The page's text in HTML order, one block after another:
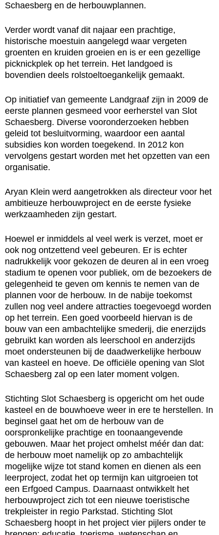
Schaesberg en de herbouwplannen.
Verder wordt vanaf dit najaar een prachtige,
historische moestuin aangelegd waar vergeten
groenten en kruiden groeien en is er een gezellige
picknickplek op het terrein. Het landgoed is
bovendien deels rolstoeltoegankelijk gemaakt.
Op initiatief van gemeente Landgraaf zijn in 2009 de
eerste plannen gesmeed voor eerherstel van Slot
Schaesberg. Diverse vooronderzoeken hebben
geleid tot besluitvorming, waardoor een aantal
subsidies kon worden toegekend. In 2012 kon
vervolgens gestart worden met het opzetten van een
organisatie.
Aryan Klein werd aangetrokken als directeur voor het
ambitieuze herbouwproject en de eerste fysieke
werkzaamheden zijn gestart.
Hoewel er inmiddels al veel werk is verzet, moet er
ook nog ontzettend veel gebeuren. Er is echter
nadrukkelijk voor gekozen de deuren al in een vroeg
stadium te openen voor publiek, om de bezoekers de
gelegenheid te geven om kennis te nemen van de
plannen voor de herbouw. In de nabije toekomst
zullen nog veel andere attracties toegevoegd worden
op het terrein. Een goed voorbeeld hiervan is de
bouw van een ambachtelijke smederij, die enerzijds
gebruikt kan worden als leerschool en anderzijds
moet ondersteunen bij de daadwerkelijke herbouw
van kasteel en hoeve. De officiële opening van Slot
Schaesberg zal op een later moment volgen.
Stichting Slot Schaesberg is opgericht om het oude
kasteel en de bouwhoeve weer in ere te herstellen. In
beginsel gaat het om de herbouw van de
oorspronkelijke prachtige en toonaangevende
gebouwen. Maar het project omhelst méér dan dat:
de herbouw moet namelijk op zo ambachtelijk
mogelijke wijze tot stand komen en dienen als een
leerproject, zodat het op termijn kan uitgroeien tot
een Erfgoed Campus. Daarnaast ontwikkelt het
herbouwproject zich tot een nieuwe toeristische
trekpleister in regio Parkstad. Stichting Slot
Schaesberg hoopt in het project vier pijlers onder te